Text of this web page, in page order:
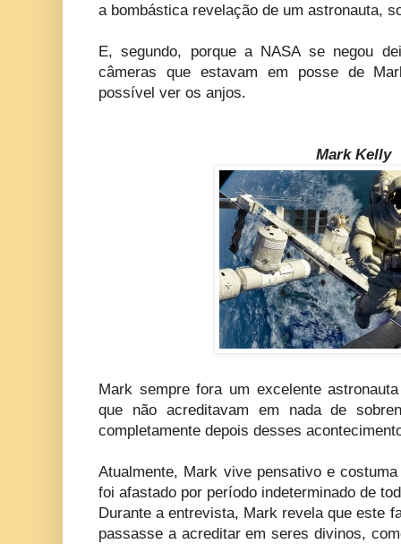
a bombástica revelação de um astronauta,
E, segundo, porque a NASA se negou
câmeras que estavam em posse de
possível ver os anjos.
Mark Kelly
Mark sempre fora um excelente
que não acreditavam em nada de
completamente depois desses
Atualmente, Mark vive pensativo e
foi afastado por período indeterminado de
Durante a entrevista, Mark revela que este
passasse a acreditar em seres divinos,